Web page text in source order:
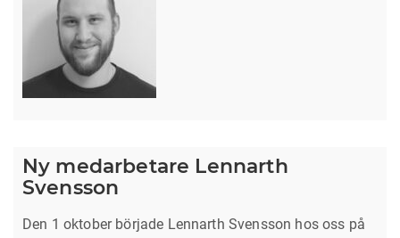
Ny medarbetare Lennarth
Svensson
Den 1 oktober började Lennarth Svensson hos oss på